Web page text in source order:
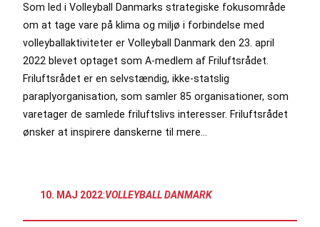
Som led i Volleyball Danmarks strategiske fokusområde
om at tage vare på klima og miljø i forbindelse med
volleyballaktiviteter er Volleyball Danmark den 23. april
2022 blevet optaget som A-medlem af Friluftsrådet.
Friluftsrådet er en selvstændig, ikke-statslig
paraplyorganisation, som samler 85 organisationer, som
varetager de samlede friluftslivs interesser. Friluftsrådet
ønsker at inspirere danskerne til mere…
10. MAJ 2022:VOLLEYBALL DANMARK